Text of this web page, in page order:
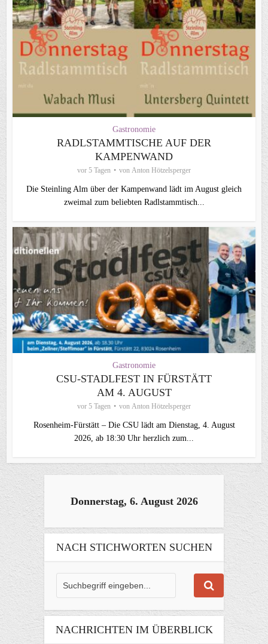
Gastronomie
RADLSTAMMTISCHE AUF DER
KAMPENWAND
vor 5 Tagen von Anton Hötzelsperger
Die Steinling Alm über der Kampenwand lädt im August gleich
zweimal zum beliebten Radlstammtisch...
Gastronomie
CSU‑STADLFEST IN FÜRSTÄTT
AM 4. AUGUST
vor 5 Tagen von Anton Hötzelsperger
Rosenheim‑Fürstätt – Die CSU lädt am Dienstag, 4. August
2026, ab 18:30 Uhr herzlich zum...
Donnerstag, 6. August 2026
NACH STICHWORTEN SUCHEN
NACHRICHTEN IM ÜBERBLICK